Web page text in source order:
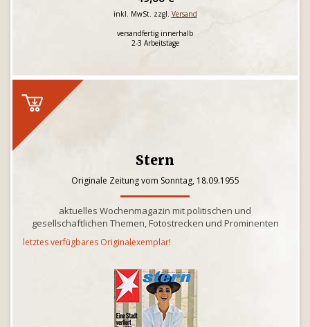
inkl. MwSt. zzgl. Versand
versandfertig innerhalb
2-3 Arbeitstage
Stern
Originale Zeitung vom Sonntag, 18.09.1955
aktuelles Wochenmagazin mit politischen und
gesellschaftlichen Themen, Fotostrecken und Prominenten
letztes verfügbares Originalexemplar!